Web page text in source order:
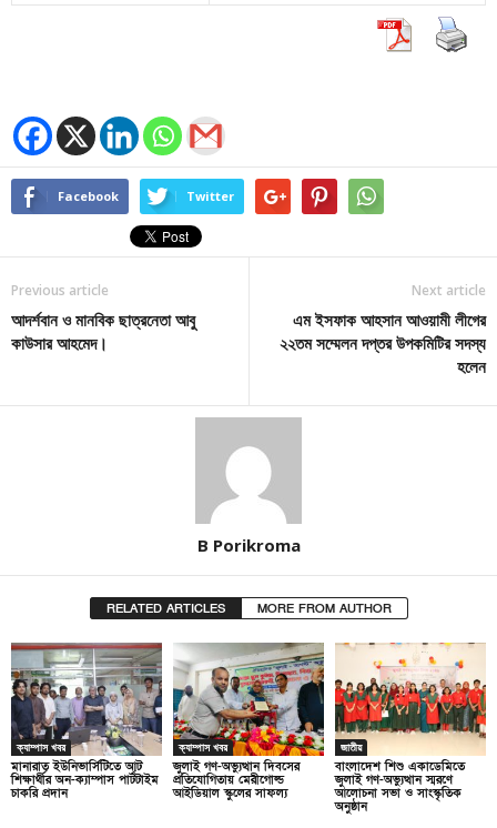
Facebook Twitter
Previous article
আদর্শবান ও মানবিক ছাত্রনেতা আবু
কাউসার আহমেদ।
Next article
এম ইসফাক আহসান আওয়ামী লীগের
২২তম সম্মেলন দপ্তর উপকমিটির সদস্য
হলেন
B Porikroma
RELATED ARTICLES MORE FROM AUTHOR
ক্যাম্পাস খবর
মানারাত ইউনিভার্সিটিতে আট
শিক্ষার্থীর অন-ক্যাম্পাস পার্টটাইম
চাকরি প্রদান
ক্যাম্পাস খবর
জুলাই গণ-অভ্যুত্থান দিবসের
প্রতিযোগিতায় মেরীগোল্ড
আইডিয়াল স্কুলের সাফল্য
জাতীয়
বাংলাদেশ শিশু একাডেমিতে
জুলাই গণ-অভ্যুত্থান স্মরণে
আলোচনা সভা ও সাংস্কৃতিক
অনুষ্ঠান